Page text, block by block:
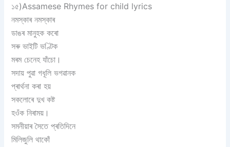
১৫)Assamese Rhymes for child lyrics
নমস্কাৰ নমস্কাৰ
ডাঙৰ মানুহক কৰো
সৰু ভাইটি ভণ্টিক
মৰম চেনেহ যাঁচো।
সদায় পুৱা গধূলি ভগৱানক
প্ৰাৰ্থনা কৰা হয়
সকলোৰে দুখ কষ্ট
হওঁক নিৰাময়।
সমনীয়াৰ সৈতে প্ৰতিদিনে
মিলিজুলি থাকোঁ